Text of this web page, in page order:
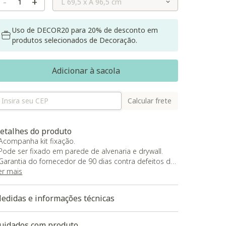
Uso de DECOR20 para 20% de desconto em
produtos selecionados de Decoração.
Adicionar à sacola
Calcular frete
do produto
kit fixação.
ser fixado em parede de alvenaria e drywall.
do fornecedor de 90 dias contra defeitos de
mais
e informações técnicas